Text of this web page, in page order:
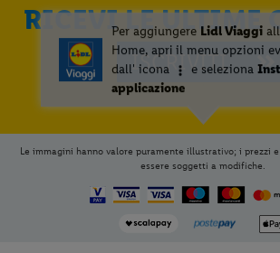
RICEVI LE ULTIME
ISCRIVITI
Le immagini hanno valore puramente illustrativo; i prezzi
essere soggetti a modifiche.